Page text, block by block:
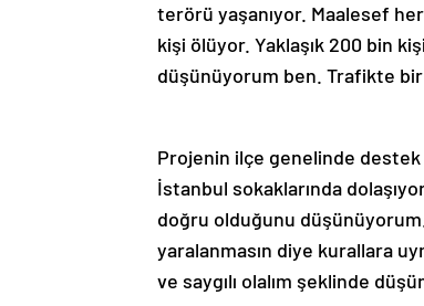
terörü yaşanıyor. Maalesef
kişi ölüyor. Yaklaşık 200 bin
düşünüyorum ben. Trafikte
Projenin ilçe genelinde destek
İstanbul sokaklarında
doğru olduğunu düşünüyorum.
yaralanmasın diye kurallara
ve saygılı olalım şeklinde